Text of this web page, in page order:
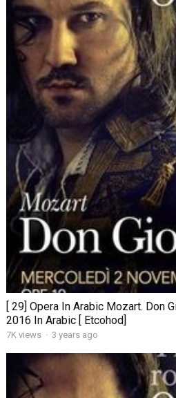
[ 29] Opera In Arabic Mozart. Don
2016 In Arabic [ Etcohod]
7K views · 3 years ago